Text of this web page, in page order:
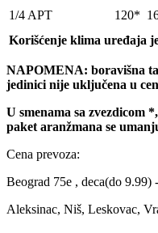
1/4 APT 120*
Korišćenje klima uređaja
NAPOMENA: boravišna
jedinici nije uključena u
U smenama sa zvezdicom
paket aranžmana se
Cena prevoza:
Beograd 75e , deca(do 9.99)
Aleksinac, Niš, Leskovac,